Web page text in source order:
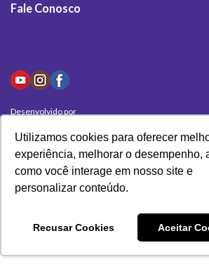
Utilizamos cookies para oferecer
experiência, melhorar o desempenho,
como você interage em nosso site e
personalizar conteúdo.
Recusar Cookies Aceitar
Fale Conosco
Desenvolvido por